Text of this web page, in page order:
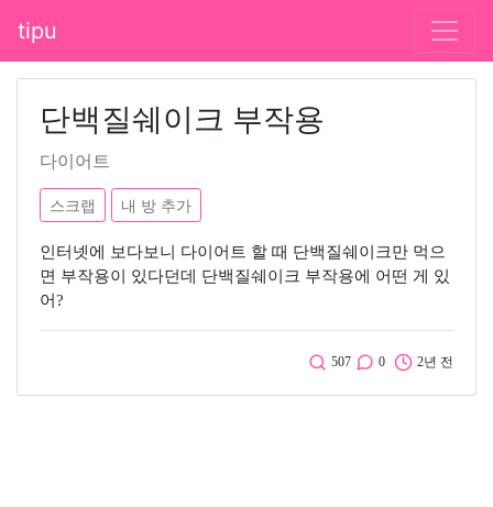
tipu
단백질쉐이크 부작용
다이어트
스크랩 내 방 추가
인터넷에 보다보니 다이어트 할 때 단백질쉐이크만 먹으
면 부작용이 있다던데 단백질쉐이크 부작용에 어떤 게 있
어?
507 0 2년 전